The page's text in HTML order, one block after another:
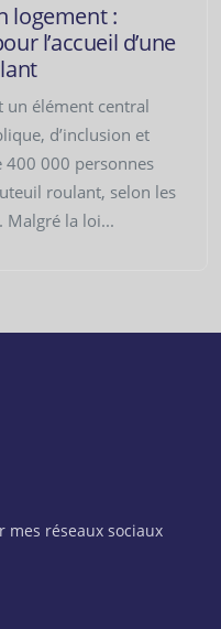
logement :
l’accueil d’une
un élément central
d’inclusion et
400 000 personnes
roulant, selon les
Malgré la loi...
mes réseaux sociaux